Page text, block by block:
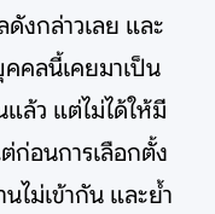
งกล่าวเลย และ
คคลนี้เคยมาเป็น
ล้ว แต่ไม่ได้ให้มี
ก่อนการเลือกตั้ง
ไม่เข้ากัน และย้ำ